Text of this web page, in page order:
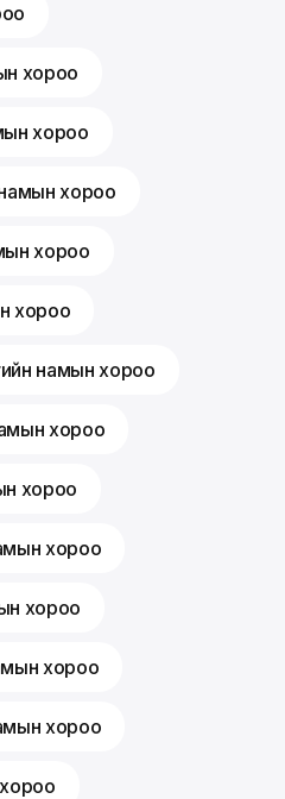
хороо
хороо
хороо
хороо
хороо
намын хороо
хороо
хороо
хороо
хороо
хороо
хороо